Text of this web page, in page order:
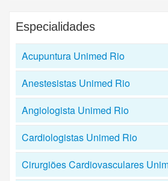
Especialidades
Acupuntura Unimed Rio
Anestesistas Unimed Rio
Angiologista Unimed Rio
Cardiologistas Unimed Rio
Cirurgiões Cardiovasculares